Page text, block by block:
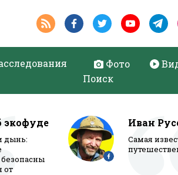
Фото
Поиск
экофуде
дынь:
от
Иван
Самая